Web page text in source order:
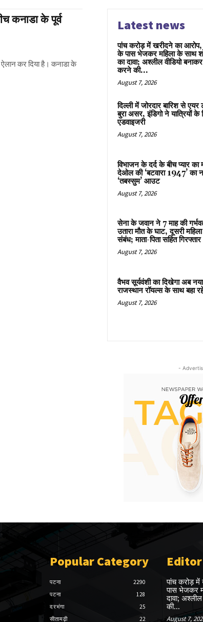
कनाडा के पूर्व
कर दिया है। कनाडा के
Latest news
पांच करोड़ में खरीदने का
के पास भेजकर महिला के साथ
का दावा; अश्लील वीडियो
करने की...
August 7, 2026
दिल्ली में जोरदार बारिश से
बुरा असर, इंडिगो ने यात्रियों के
एडवाइजरी
August 7, 2026
विभाजन के दर्द के बीच प्यार
देओल की ‘बटवारा 1947’ का
‘तबस्सुम’ आउट
August 7, 2026
सेना के जवान ने 7 माह की
उतारा मौत के घाट, दूसरी
संबंध; माता-पिता सहित गिरफ्तार
August 7, 2026
वैभव सूर्यवंशी का दिखेगा अब
राजस्थान रॉयल्स के साथ बहा
August 7, 2026
-
Popular Category
पटना
2290
पटना
128
दरभंगा
25
सीतामढ़ी
22
पांच करोड़
पास भेजकर
दावा;
की...
August 7,